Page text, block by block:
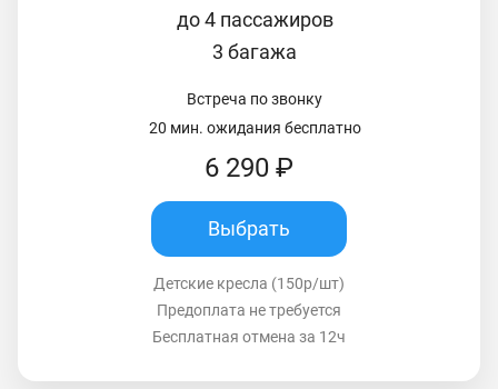
до 4 пассажиров
3 багажа
Встреча по звонку
20 мин. ожидания бесплатно
6 290 ₽
Выбрать
Детские кресла (150р/шт)
Предоплата не требуется
Бесплатная отмена за 12ч